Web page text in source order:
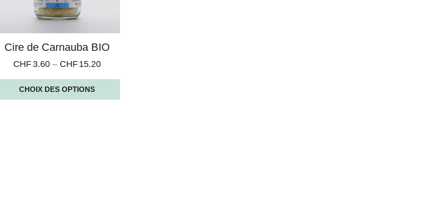
Cire de Carnauba BIO
CHF 3.60– CHF15.20
CHOIX DES OPTIONS